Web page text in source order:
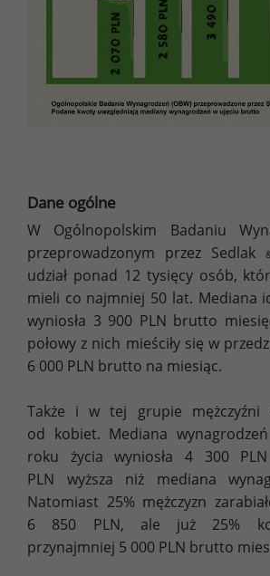
Dane ogólne
W Ogólnopolskim Badaniu
przeprowadzonym przez Sedlak
udział ponad 12 tysięcy osób,
mieli co najmniej 50 lat. Mediana
wyniosła 3 900 PLN brutto
połowy z nich mieściły się w
6 000 PLN brutto na miesiąc.
Także i w tej grupie mężczyźni
od kobiet. Mediana
roku życia wyniosła 4 300
PLN wyższa niż mediana
Natomiast 25% mężczyzn
6 850 PLN, ale już 25%
przynajmniej 5 000 PLN brutto